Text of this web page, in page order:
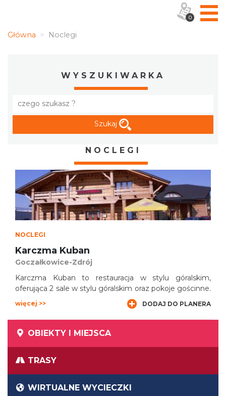
Główna Noclegi
WYSZUKIWARKA
Szukaj
NOCLEGI
NOCLEGI
Karczma Kuban
Goczałkowice-Zdrój
Karczma Kuban to restauracja w stylu góralskim,
oferująca 2 sale w stylu góralskim oraz pokoje gościnne.
więcej >> DODAJ DO PLANERA
OBIEKTY I MIEJSCA
TRASY
WIRTUALNE WYCIECZKI
0